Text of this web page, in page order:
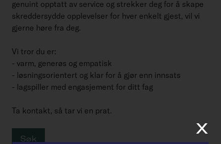
genuint opptatt av service og strekker deg for å skape
skreddersydde opplevelser for hver enkelt gjest, vil vi
gjerne høre fra deg.
Vi tror du er:
- varm, generøs og empatisk
- løsningsorientert og klar for å gjør enn innsats
- lagspiller med engasjement for ditt fag
Ta kontakt, så tar vi en prat.
Søk x